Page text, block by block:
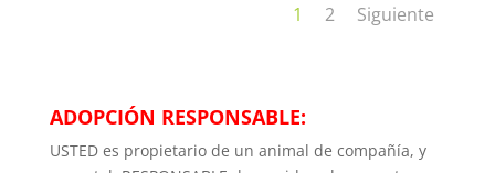
1 2 Siguiente
ADOPCIÓN RESPONSABLE:
USTED es propietario de un animal de compañía, y